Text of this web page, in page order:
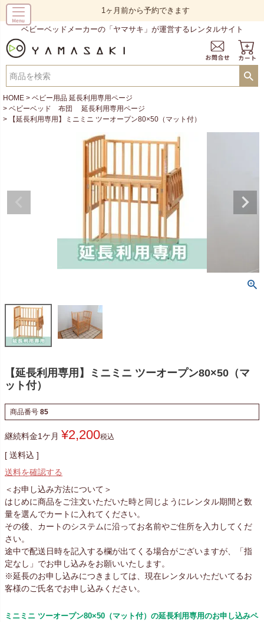
1ヶ月前から予約できます
ベビーベッドメーカーの「ヤマサキ」が運営するレンタルサイト
HOME
ベビー用品 延長利用専用ページ
ベビーベッド 布団 延長利用専用ページ
【延長利用専用】ミニミニ ツーオープン80×50（マット付）
【延長利用専用】ミニミニ ツーオープン80×50（マ
ット付）
商品番号 85
継続料金1ケ月 ¥2,200税込
送料込
送料を確認する
＜お申し込み方法について＞
はじめに商品をご注文いただいた時と同じようにレンタル期間と数
量を選んでカートに入れてください。
その後、カートのシステムに沿ってお名前やご住所を入力してくだ
さい。
途中で配送日時を記入する欄が出てくる場合がございますが、「指
定なし」でお申し込みをお願いいたします。
※延長のお申し込みにつきましては、現在レンタルいただいてるお
客様のご氏名でお申し込みください。
ミニミニ ツーオープン80×50（マット付）の延長利用専用のお申し込みペ